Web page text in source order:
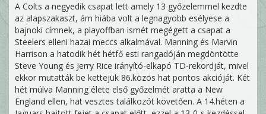
A Colts a negyedik csapat lett amely 13 győzelemmel kezdte
az alapszakaszt, ám hiába volt a legnagyobb esélyese a
bajnoki címnek, a playoffban ismét megégett a csapat a
Steelers elleni hazai meccs alkalmával. Manning és Marvin
Harrison a hatodik hét hétfő esti rangadóján megdöntötte
Steve Young és Jerry Rice irányító-elkapó TD-rekordját, mivel
ekkor mutatták be kettejük 86.közös hat pontos akcióját. Két
hét múlva Manning élete első győzelmét aratta a New
England ellen, hat vesztes találkozót követően. A 14.héten a